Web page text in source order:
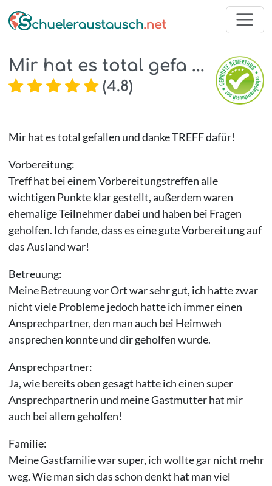
Mir hat es total gefa ...
(4.8)
Mir hat es total gefallen und danke TREFF dafür!
Vorbereitung:
Treff hat bei einem Vorbereitungstreffen alle
wichtigen Punkte klar gestellt, außerdem waren
ehemalige Teilnehmer dabei und haben bei Fragen
geholfen. Ich fande, dass es eine gute Vorbereitung auf
das Ausland war!
Betreuung:
Meine Betreuung vor Ort war sehr gut, ich hatte zwar
nicht viele Probleme jedoch hatte ich immer einen
Ansprechpartner, den man auch bei Heimweh
ansprechen konnte und dir geholfen wurde.
Ansprechpartner:
Ja, wie bereits oben gesagt hatte ich einen super
Ansprechpartnerin und meine Gastmutter hat mir
auch bei allem geholfen!
Familie:
Meine Gastfamilie war super, ich wollte gar nicht mehr
weg. Wie man sich das schon denkt hat man viel